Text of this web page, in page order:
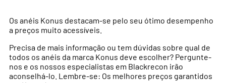
Os anéis Konus destacam-se pelo seu ótimo desempenho
a preços muito acessíveis.
Precisa de mais informação ou tem dúvidas sobre qual de
todos os anéis da marca Konus deve escolher? Pergunte-
nos e os nossos especialistas em Blackrecon irão
aconselhá-lo. Lembre-se: Os melhores preços garantidos